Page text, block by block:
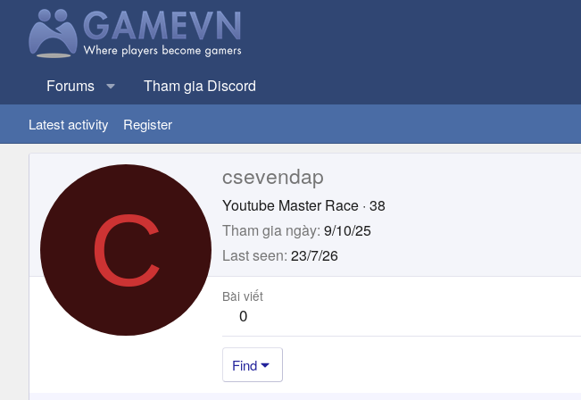
Forums Tham gia Discord
Latest activity Register
C
csevendap
Youtube Master Race · 38
Tham gia ngày 9/10/25
Last seen 23/7/26
Bài viết
0
Find